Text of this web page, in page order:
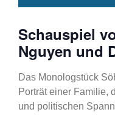
Schauspiel
Nguyen und
Das Monologstück
Porträt einer Familie,
und politischen